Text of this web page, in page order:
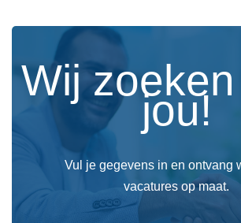
Wij
jou!
Vul je gegevens in en ontvang
vacatures op maat.